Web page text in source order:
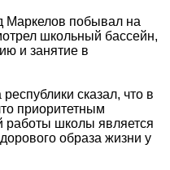
Маркелов побывал на
школьный бассейн,
и занятие в
сказал, что в
приоритетным
работы школы является
образа жизни у